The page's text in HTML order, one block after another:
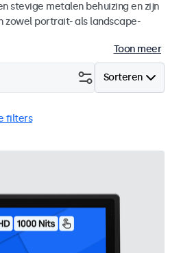
stevige metalen behuizing en zijn
zowel portrait- als landscape-
Toon meer
Sorteren
filters